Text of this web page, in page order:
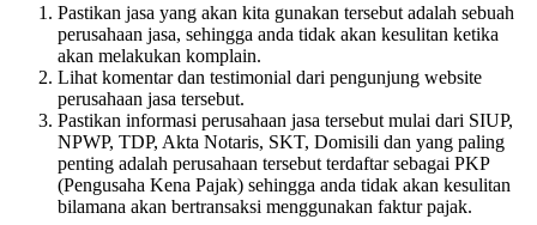
Pastikan jasa yang akan kita gunakan tersebut adalah sebuah
perusahaan jasa, sehingga anda tidak akan kesulitan ketika
akan melakukan komplain.
Lihat komentar dan testimonial dari pengunjung website
perusahaan jasa tersebut.
Pastikan informasi perusahaan jasa tersebut mulai dari SIUP,
NPWP, TDP, Akta Notaris, SKT, Domisili dan yang paling
penting adalah perusahaan tersebut terdaftar sebagai PKP
(Pengusaha Kena Pajak) sehingga anda tidak akan kesulitan
bilamana akan bertransaksi menggunakan faktur pajak.